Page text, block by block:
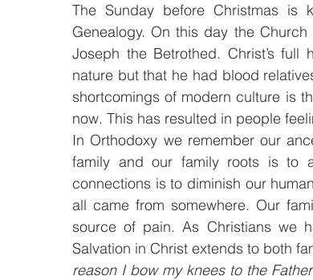
The Sunday before Christmas
Genealogy. On this day the
Joseph the Betrothed. Christ’s
nature but that he had blood
shortcomings of modern culture is
now. This has resulted in people
In Orthodoxy we remember our
family and our family roots is to
connections is to diminish our
all came from somewhere. Our
source of pain. As Christians we
Salvation in Christ extends to both
reason I bow my knees to the